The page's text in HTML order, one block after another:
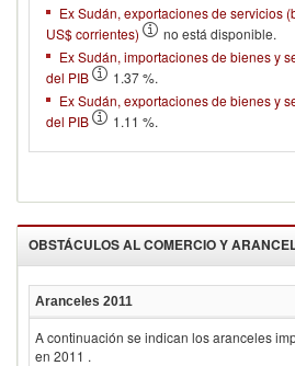
Ex Sudán, exportaciones de servicios
US$ corrientes)
no está disponible.
Ex Sudán, importaciones de bienes y
del PIB
1.37 %.
Ex Sudán, exportaciones de bienes y
del PIB
1.11 %.
OBSTÁCULOS AL COMERCIO Y
Aranceles 2011
A continuación se indican los aranceles
en 2011 .